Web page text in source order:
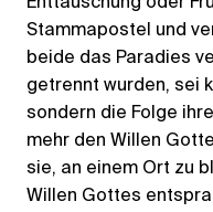
Stammapostel und
beide das Paradies
getrennt wurden, sei
sondern die Folge
mehr den Willen
sie, an einem Ort zu
Willen Gottes